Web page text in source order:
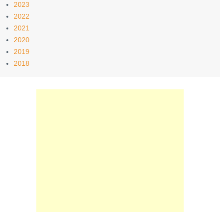
2023
2022
2021
2020
2019
2018